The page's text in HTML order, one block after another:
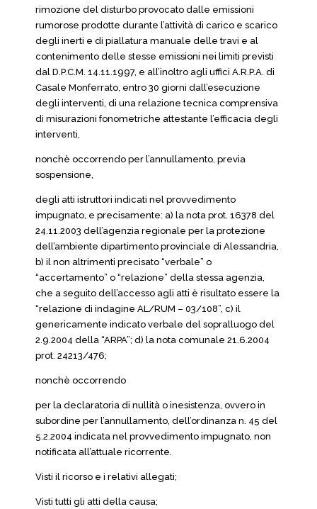
rimozione del disturbo provocato dalle emissioni
rumorose prodotte durante l’attività di carico e scarico
degli inerti e di piallatura manuale delle travi e al
contenimento delle stesse emissioni nei limiti previsti
dal D.P.C.M. 14.11.1997, e all’inoltro agli uffici A.R.P.A. di
Casale Monferrato, entro 30 giorni dall’esecuzione
degli interventi, di una relazione tecnica comprensiva
di misurazioni fonometriche attestante l’efficacia degli
interventi,
nonchè occorrendo per l’annullamento, previa
sospensione,
degli atti istruttori indicati nel provvedimento
impugnato, e precisamente: a) la nota prot. 16378 del
24.11.2003 dell’agenzia regionale per la protezione
dell’ambiente dipartimento provinciale di Alessandria,
b) il non altrimenti precisato “verbale” o
“accertamento” o “relazione” della stessa agenzia,
che a seguito dell’accesso agli atti è risultato essere la
“relazione di indagine AL/RUM – 03/108”, c) il
genericamente indicato verbale del sopralluogo del
2.9.2004 della “ARPA”; d) la nota comunale 21.6.2004
prot. 24213/476;
nonchè occorrendo
per la declaratoria di nullità o inesistenza, ovvero in
subordine per l’annullamento, dell’ordinanza n. 45 del
5.2.2004 indicata nel provvedimento impugnato, non
notificata all’attuale ricorrente.
Visti il ricorso e i relativi allegati;
Visti tutti gli atti della causa;